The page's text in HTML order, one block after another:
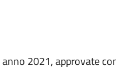
2021, approvate